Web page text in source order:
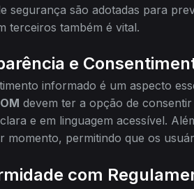
segurança são adotadas para
terceiros também é vital.
e
informado é um aspecto
devem ter a opção de
e em linguagem acessível.
momento, permitindo que os
com